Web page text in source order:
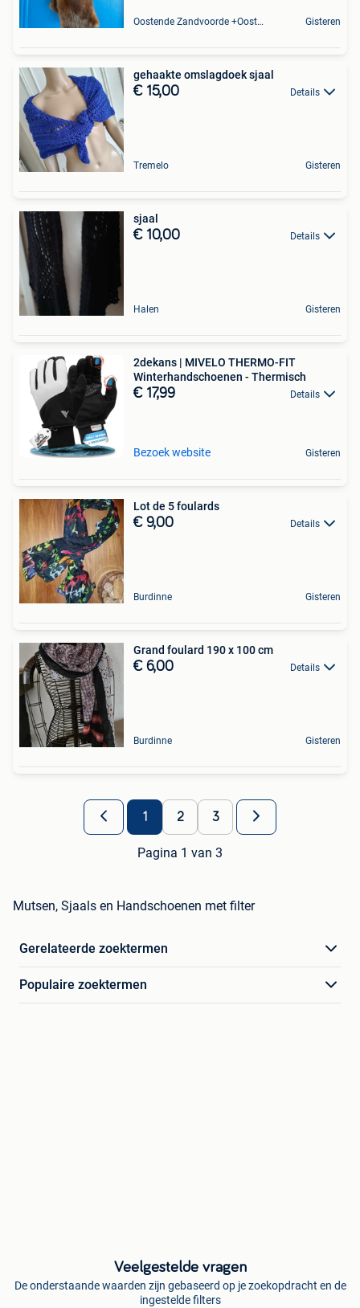
Oostende Zandvoorde +Oostende Gisteren
gehaakte omslagdoek sjaal
€ 15,00 Details
Tremelo Gisteren
sjaal
€ 10,00 Details
Halen Gisteren
2dekans | MIVELO THERMO-FIT
Winterhandschoenen - Thermisch
€ 17,99 Details
Bezoek website Gisteren
Lot de 5 foulards
€ 9,00 Details
Burdinne Gisteren
Grand foulard 190 x 100 cm
€ 6,00 Details
Burdinne Gisteren
1 2 3
Pagina 1 van 3
Mutsen, Sjaals en Handschoenen met filter
Gerelateerde zoektermen
Populaire zoektermen
Veelgestelde vragen
De onderstaande waarden zijn gebaseerd op je zoekopdracht en de
ingestelde filters